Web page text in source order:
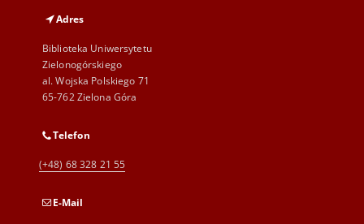
Adres
Biblioteka Uniwersytetu
Zielonogórskiego
al. Wojska Polskiego 71
65-762 Zielona Góra
Telefon
(+48) 68 328 21 55
E-Mail